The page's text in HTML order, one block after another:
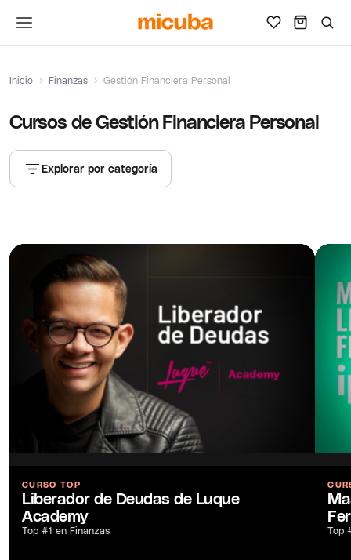
Inicio › Finanzas › Gestión Financiera Personal
Cursos de Gestión Financiera Personal
Explorar por categoría
CURSO TOP
Liberador de Deudas de Luque
Academy
Top #1 en Finanzas Top